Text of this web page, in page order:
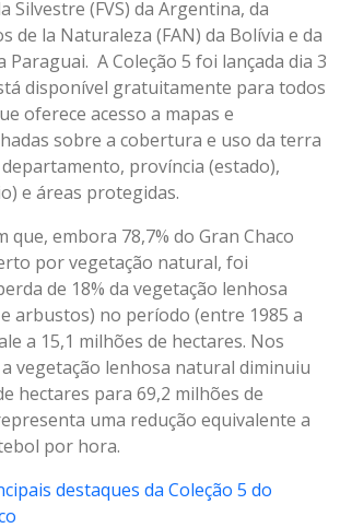
Silvestre (FVS) da Argentina, da
de la Naturaleza (FAN) da Bolívia e da
Paraguai. A Coleção 5 foi lançada dia 3
disponível gratuitamente para todos
oferece acesso a mapas e
sobre a cobertura e uso da terra
província (estado),
e áreas protegidas.
que, embora 78,7% do Gran Chaco
por vegetação natural, foi
de 18% da vegetação lenhosa
arbustos) no período (entre 1985 a
a 15,1 milhões de hectares. Nos
vegetação lenhosa natural diminuiu
hectares para 69,2 milhões de
uma redução equivalente a
por hora.
destaques da Coleção 5 do